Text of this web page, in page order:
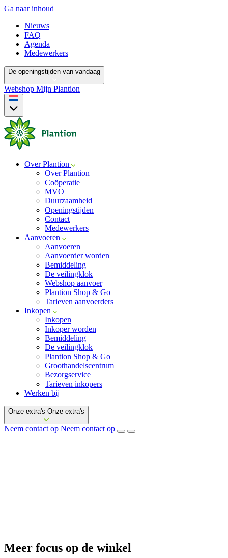
Ga naar inhoud
Nieuws
FAQ
Agenda
Medewerkers
De openingstijden van vandaag
Webshop Mijn Plantion
Over Plantion
Over Plantion
Coöperatie
MVO
Duurzaamheid
Openingstijden
Contact
Medewerkers
Aanvoeren
Aanvoeren
Aanvoerder worden
Bemiddeling
De veilingklok
Webshop aanvoer
Plantion Shop & Go
Tarieven aanvoerders
Inkopen
Inkopen
Inkoper worden
Bemiddeling
De veilingklok
Plantion Shop & Go
Groothandelscentrum
Bezorgservice
Tarieven inkopers
Werken bij
Onze extra's Onze extra's
Neem contact op Neem contact op
Meer focus op de winkel